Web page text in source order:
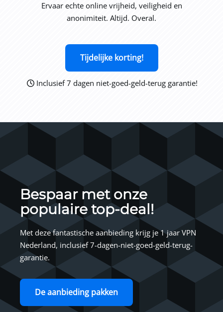
Ervaar echte online vrijheid, veiligheid en
anonimiteit. Altijd. Overal.
Tijdelijke korting!
Inclusief 7 dagen niet-goed-geld-terug garantie!
Bespaar met onze
populaire top-deal!
Met deze fantastische aanbieding krijg je 1 jaar VPN
Nederland, inclusief 7-dagen-niet-goed-geld-terug-
garantie.
De aanbieding pakken